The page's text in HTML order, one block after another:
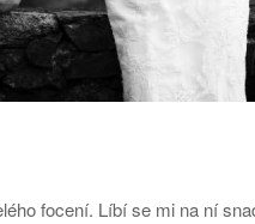
focení. Líbí se mi na ní